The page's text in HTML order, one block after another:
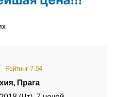
Рейтинг 7.94
Прага